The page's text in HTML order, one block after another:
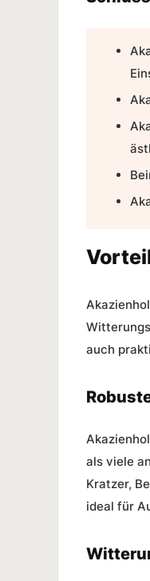
auch
als viele
Kratzer,
ideal für